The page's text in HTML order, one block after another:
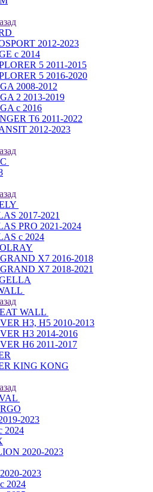
2012-2023
c 2014
5 2011-2015
5 2016-2020
2008-2012
2 2013-2019
с 2016
T6 2011-2022
2012-2023
2017-2021
PRO 2021-2024
с 2024
X7 2016-2018
X7 2018-2021
WALL
H3, H5 2010-2013
H3 2014-2016
H6 2011-2017
KING KONG
2023
2024
2020-2023
2023
2024